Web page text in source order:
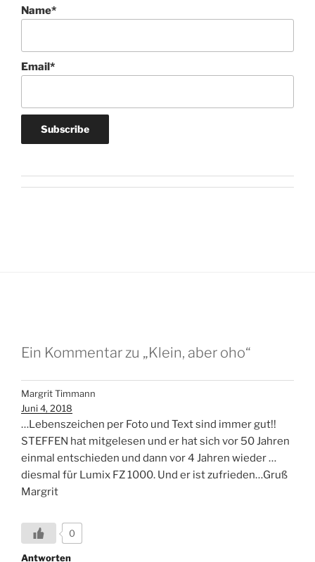
Name*
Email*
Ein Kommentar zu „Klein, aber oho“
Margrit Timmann
Juni 4, 2018
…Lebenszeichen per Foto und Text sind immer gut!!
STEFFEN hat mitgelesen und er hat sich vor 50 Jahren
einmal entschieden und dann vor 4 Jahren wieder …
diesmal für Lumix FZ 1000. Und er ist zufrieden…Gruß
Margrit
0
Antworten